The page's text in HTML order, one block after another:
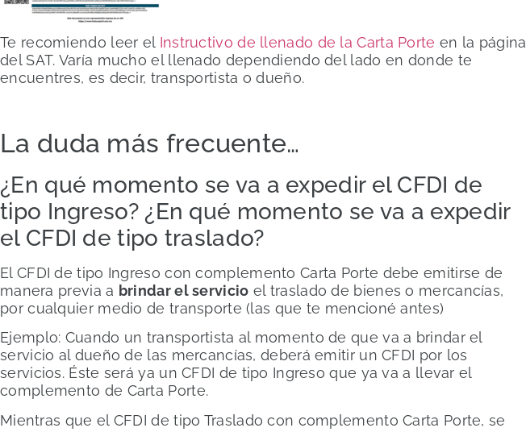
Te recomiendo leer el Instructivo de llenado de la Carta Porte en la página
del SAT. Varía mucho el llenado dependiendo del lado en donde te
encuentres, es decir, transportista o dueño.
La duda más frecuente…
¿En qué momento se va a expedir el CFDI de
tipo Ingreso? ¿En qué momento se va a expedir
el CFDI de tipo traslado?
El CFDI de tipo Ingreso con complemento Carta Porte debe emitirse de
manera previa a brindar el servicio el traslado de bienes o mercancías,
por cualquier medio de transporte (las que te mencioné antes)
Ejemplo: Cuando un transportista al momento de que va a brindar el
servicio al dueño de las mercancías, deberá emitir un CFDI por los
servicios. Éste será ya un CFDI de tipo Ingreso que ya va a llevar el
complemento de Carta Porte.
Mientras que el CFDI de tipo Traslado con complemento Carta Porte, se